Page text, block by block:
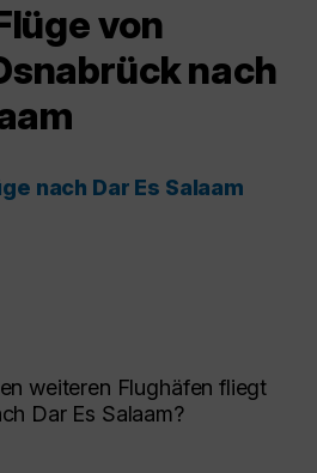
von
nach
nach Dar Es Salaam
weiteren Flughäfen fliegt
Dar Es Salaam?